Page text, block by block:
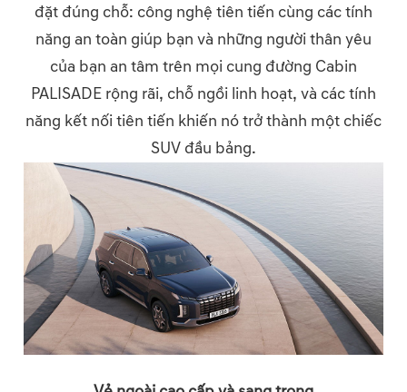
đặt đúng chỗ: công nghệ tiên tiến cùng các tính
năng an toàn giúp bạn và những người thân yêu
của bạn an tâm trên mọi cung đường Cabin
PALISADE rộng rãi, chỗ ngồi linh hoạt, và các tính
năng kết nối tiên tiến khiến nó trở thành một chiếc
SUV đầu bảng.